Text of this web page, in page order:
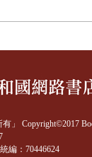
」 Copyright©2017
編：70446624